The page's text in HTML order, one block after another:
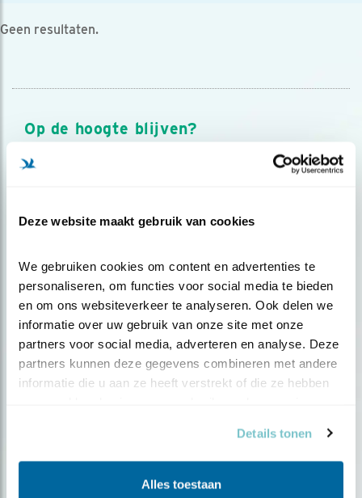
Deze website maakt gebruik van cookies
We gebruiken cookies om content en advertenties te
personaliseren, om functies voor social media te bieden
en om ons websiteverkeer te analyseren. Ook delen we
informatie over uw gebruik van onze site met onze
partners voor social media, adverteren en analyse. Deze
partners kunnen deze gegevens combineren met andere
informatie die u aan ze heeft verstrekt of die ze hebben
Details tonen
Alles toestaan
Geen resultaten.
Op de hoogte blijven?
Meld je aan en ontvang nieuws, inspiratie, acties en tips
over vogels en activiteiten van Vogelbescherming.